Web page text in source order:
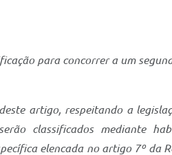
para concorrer a um
artigo, respeitando a
classificados mediante
elencada no artigo 7º da